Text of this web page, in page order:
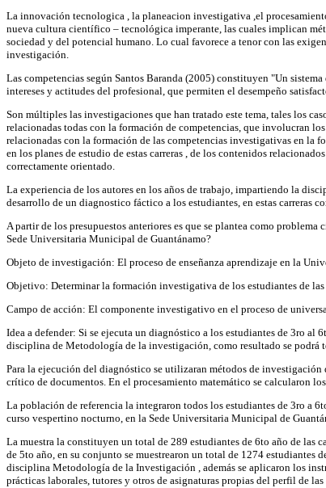
La innovación tecnologica , la planeacion investigativa ,el
nueva cultura científico – tecnológica imperante, las cuales implican
sociedad y del potencial humano. Lo cual favorece a tenor con las
investigación.
Las competencias según Santos Baranda (2005) constituyen "Un
intereses y actitudes del profesional, que permiten el desempeño
Son múltiples las investigaciones que han tratado este tema, tales los
relacionadas todas con la formación de competencias, que involucran
relacionadas con la formación de las competencias investigativas en la
en los planes de estudio de estas carreras , de los contenidos
correctamente orientado.
La experiencia de los autores en los años de trabajo, impartiendo la
desarrollo de un diagnostico fáctico a los estudiantes, en estas
A partir de los presupuestos anteriores es que se plantea como
Sede Universitaria Municipal de Guantánamo?
Objeto de investigación: El proceso de enseñanza aprendizaje en la
Objetivo: Determinar la formación investigativa de los estudiantes de
Campo de acción: El componente investigativo en el proceso de
Idea a defender: Si se ejecuta un diagnóstico a los estudiantes de 3ro al
disciplina de Metodología de la investigación, como resultado se
Para la ejecución del diagnóstico se utilizaran métodos de
crítico de documentos. En el procesamiento matemático se calcularon
La población de referencia la integraron todos los estudiantes de 3ro a
curso vespertino nocturno, en la Sede Universitaria Municipal de
La muestra la constituyen un total de 289 estudiantes de 6to año de las
de 5to año, en su conjunto se muestrearon un total de 1274 estudiantes
disciplina Metodología de la Investigación , además se aplicaron los
prácticas laborales, tutores y otros de asignaturas propias del perfil de las